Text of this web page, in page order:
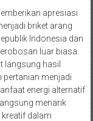
apresiasi
briket arang
Indonesia dan
luar biasa.
langsung hasil
menjadi
energi alternatif
menarik
dalam